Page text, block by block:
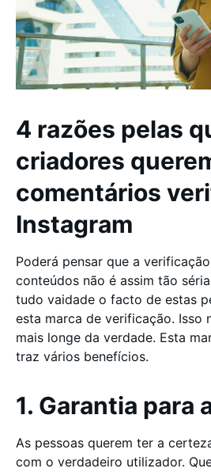
4 razões pelas
criadores
comentários
Instagram
Poderá pensar que a
conteúdos não é assim tão
tudo vaidade o facto de estas
esta marca de verificação. Isso
mais longe da verdade. Esta
traz vários benefícios.
1. Garantia para
As pessoas querem ter a
com o verdadeiro utilizador.